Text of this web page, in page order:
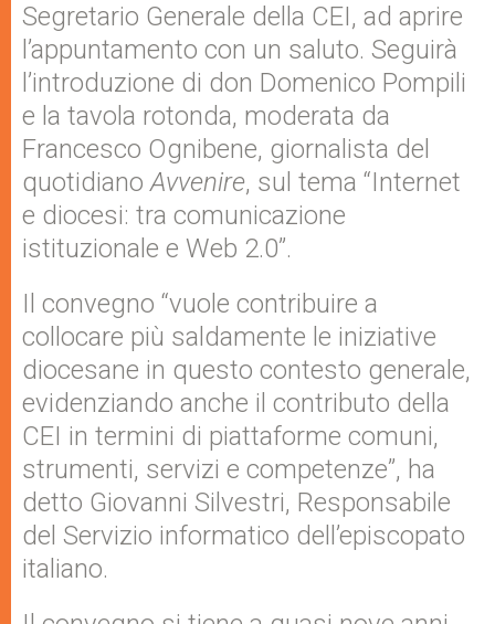
Segretario Generale della CEI, ad aprire
l’appuntamento con un saluto. Seguirà
l’introduzione di don Domenico Pompili
e la tavola rotonda, moderata da
Francesco Ognibene, giornalista del
quotidianoAvvenire, sul tema “Internet
e diocesi: tra comunicazione
istituzionale e Web 2.0”.
Il convegno “vuole contribuire a
collocare più saldamente le iniziative
diocesane in questo contesto generale,
evidenziando anche il contributo della
CEI in termini di piattaforme comuni,
strumenti, servizi e competenze”, ha
detto Giovanni Silvestri, Responsabile
del Servizio informatico dell’episcopato
italiano.